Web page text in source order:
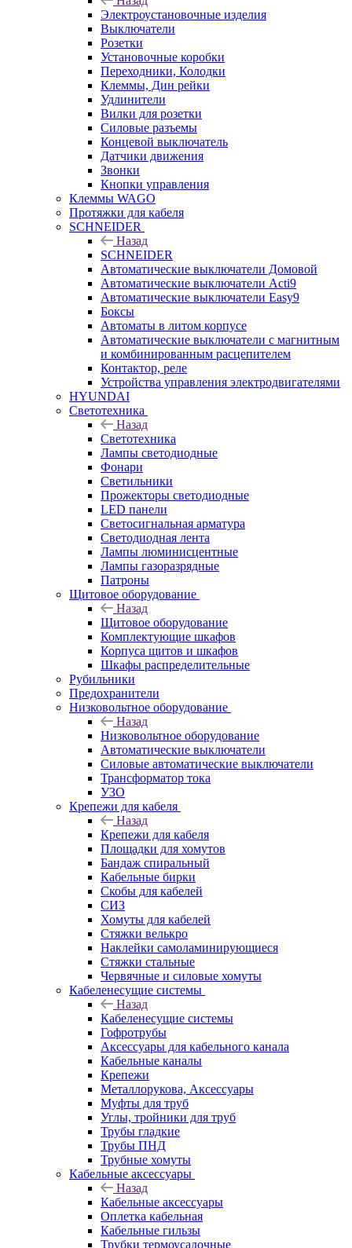
Электроустановочные изделия
Выключатели
Розетки
Установочные коробки
Переходники, Колодки
Клеммы, Дин рейки
Удлинители
Вилки для розетки
Силовые разъемы
Концевой выключатель
Датчики движения
Звонки
Кнопки управления
Клеммы WAGO
Протяжки для кабеля
SCHNEIDER
Назад
SCHNEIDER
Автоматические выключатели Домовой
Автоматические выключатели Acti9
Автоматические выключатели Easy9
Боксы
Автоматы в литом корпусе
Автоматические выключатели с магнитным
и комбинированным расцепителем
Контактор, реле
Устройства управления электродвигателями
HYUNDAI
Светотехника
Назад
Светотехника
Лампы светодиодные
Фонари
Светильники
Прожекторы светодиодные
LED панели
Светосигнальная арматура
Светодиодная лента
Лампы люминисцентные
Лампы газоразрядные
Патроны
Щитовое оборудование
Назад
Щитовое оборудование
Комплектующие шкафов
Корпуса щитов и шкафов
Шкафы распределительные
Рубильники
Предохранители
Низковольтное оборудование
Назад
Низковольтное оборудование
Автоматические выключатели
Силовые автоматические выключатели
Трансформатор тока
УЗО
Крепежи для кабеля
Назад
Крепежи для кабеля
Площадки для хомутов
Бандаж спиральный
Кабельные бирки
Cкобы для кабелей
СИЗ
Хомуты для кабелей
Стяжки велькро
Наклейки самоламинирующиеся
Стяжки стальные
Червячные и силовые хомуты
Кабеленесущие системы
Назад
Кабеленесущие системы
Гофротрубы
Аксессуары для кабельного канала
Кабельные каналы
Крепежи
Металлорукова, Аксессуары
Муфты для труб
Углы, тройники для труб
Трубы гладкие
Трубы ПНД
Трубные хомуты
Кабельные аксессуары
Назад
Кабельные аксессуары
Оплетка кабельная
Кабельные гильзы
Трубки термоусадочные